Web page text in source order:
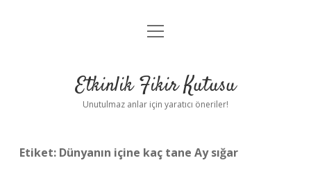
Anasayfa
Yasal Uyarı
menüyü
Etkinlik Fikir Kutusu
Unutulmaz anlar için yaratıcı öneriler!
Etiket: Dünyanın içine kaç tane Ay sığar